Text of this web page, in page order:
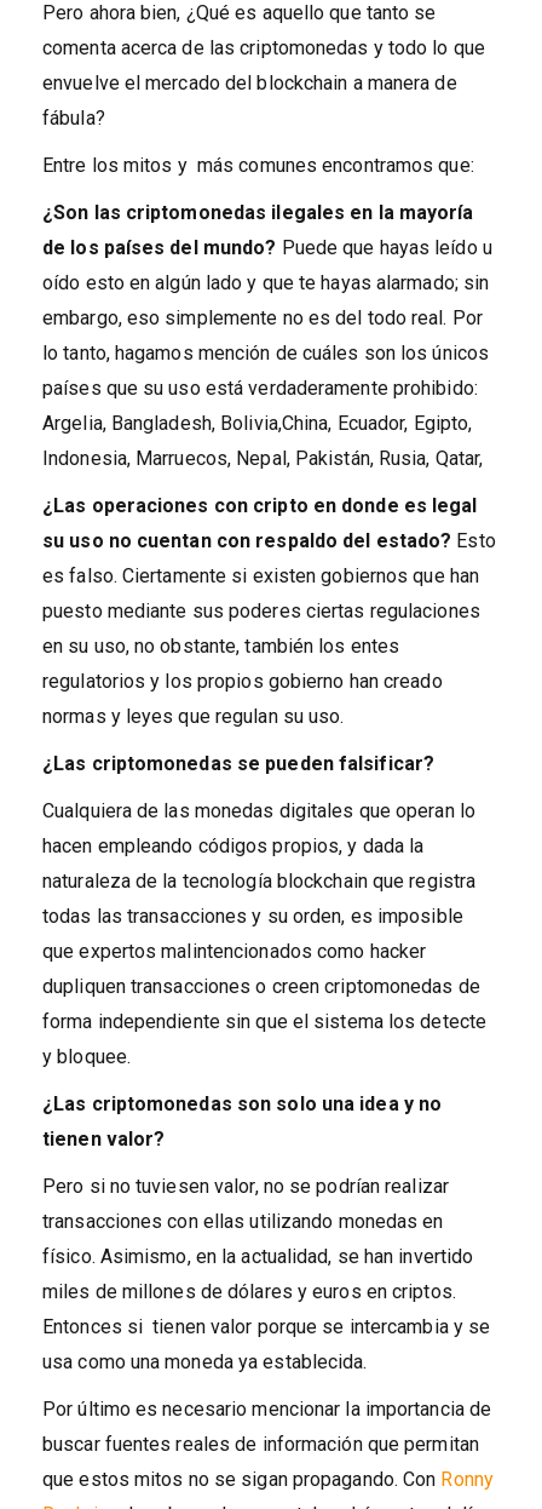
Pero ahora bien, ¿Qué es aquello que tanto se
comenta acerca de las criptomonedas y todo lo que
envuelve el mercado del blockchain a manera de
fábula?
Entre los mitos y más comunes encontramos que:
¿Son las criptomonedas ilegales en la mayoría
de los países del mundo? Puede que hayas leído u
oído esto en algún lado y que te hayas alarmado; sin
embargo, eso simplemente no es del todo real. Por
lo tanto, hagamos mención de cuáles son los únicos
países que su uso está verdaderamente prohibido:
Argelia, Bangladesh, Bolivia,China, Ecuador, Egipto,
Indonesia, Marruecos, Nepal, Pakistán, Rusia, Qatar,
¿Las operaciones con cripto en donde es legal
su uso no cuentan con respaldo del estado? Esto
es falso. Ciertamente si existen gobiernos que han
puesto mediante sus poderes ciertas regulaciones
en su uso, no obstante, también los entes
regulatorios y los propios gobierno han creado
normas y leyes que regulan su uso.
¿Las criptomonedas se pueden falsificar?
Cualquiera de las monedas digitales que operan lo
hacen empleando códigos propios, y dada la
naturaleza de la tecnología blockchain que registra
todas las transacciones y su orden, es imposible
que expertos malintencionados como hacker
dupliquen transacciones o creen criptomonedas de
forma independiente sin que el sistema los detecte
y bloquee.
¿Las criptomonedas son solo una idea y no
tienen valor?
Pero si no tuviesen valor, no se podrían realizar
transacciones con ellas utilizando monedas en
físico. Asimismo, en la actualidad, se han invertido
miles de millones de dólares y euros en criptos.
Entonces si tienen valor porque se intercambia y se
usa como una moneda ya establecida.
Por último es necesario mencionar la importancia de
buscar fuentes reales de información que permitan
que estos mitos no se sigan propagando. Con Ronny